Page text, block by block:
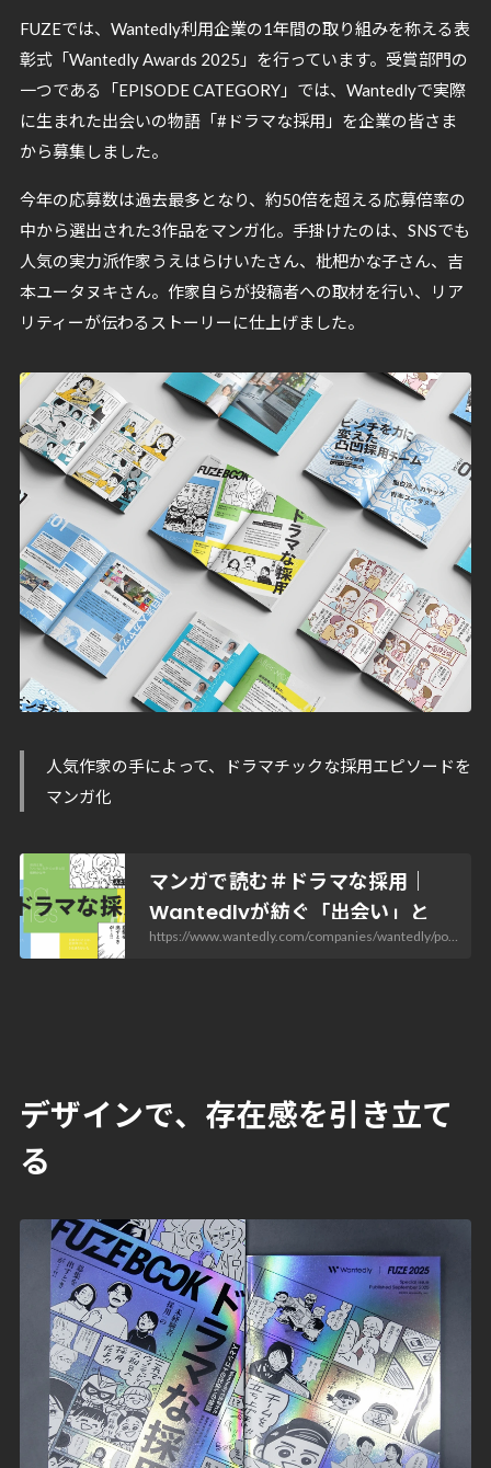
FUZEでは、Wantedly利用企業の1年間の取り組みを称える表
彰式「Wantedly Awards 2025」を行っています。受賞部門の
一つである「EPISODE CATEGORY」では、Wantedlyで実際
に生まれた出会いの物語「#ドラマな採用」を企業の皆さま
から募集しました。
今年の応募数は過去最多となり、約50倍を超える応募倍率の
中から選出された3作品をマンガ化。手掛けたのは、SNSでも
人気の実力派作家うえはらけいたさん、枇杷かな子さん、吉
本ユータヌキさん。作家自らが投稿者への取材を行い、リア
リティーが伝わるストーリーに仕上げました。
人気作家の手によって、ドラマチックな採用エピソードを
マンガ化
マンガで読む＃ドラマな採用｜
Wantedlyが紡ぐ「出会い」と
「活躍」の物語 | Wantedly Blog
https://www.wantedly.com/companies/wantedly/post_articles/1018585
デザインで、存在感を引き立て
る